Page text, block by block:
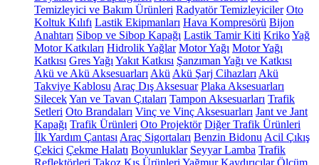
Temizleyici ve Bakım Ürünleri Radyatör Temizleyiciler Oto
Koltuk Kılıfı Lastik Ekipmanları Hava Kompresörü Bijon
Anahtarı Sibop ve Sibop Kapağı Lastik Tamir Kiti KrikoYağ
Motor Katkıları Hidrolik Yağlar Motor Yağı Motor Yağı
Katkısı Gres Yağı Yakıt Katkısı Şanzıman Yağı ve Katkısı
Akü ve Akü Aksesuarları Akü Akü Şarj Cihazları Akü
Takviye Kablosu Araç Dış Aksesuar Plaka Aksesuarları
SilecekYan ve Tavan Çıtaları Tampon Aksesuarları Trafik
Setleri Oto Brandaları Vinç ve Vinç Aksesuarları Jant ve Jant
Kapağı Trafik Ürünleri Oto Projektör Diğer Trafik Ürünleri
İlk Yardım Çantası Araç Sigortaları Benzin Bidonu Acil Çıkış
Çekici Çekme Halatı Boyunluklar Seyyar Lamba Trafik
Reflektörleri Takoz Kış Ürünleri Yağmur Kaydırıcılar Ölçüm